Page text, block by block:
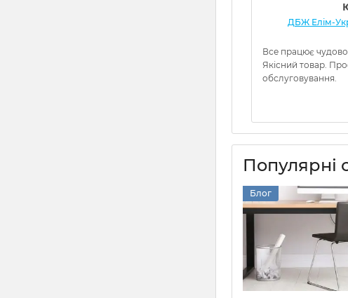
ДБЖ Елім-
Все працює
Якісний товар.
обслуговування.
Популярні
Блог